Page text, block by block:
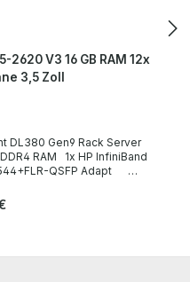
2620 V3 16 GB RAM 12x
3,5 Zoll
QSFP Adapt
/ Prozessor